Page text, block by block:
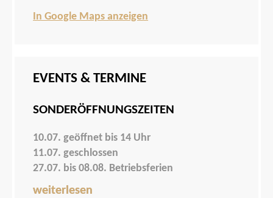
In Google Maps anzeigen
EVENTS & TERMINE
SONDERÖFFNUNGSZEITEN
10.07. geöffnet bis 14 Uhr
11.07. geschlossen
27.07. bis 08.08. Betriebsferien
weiterlesen